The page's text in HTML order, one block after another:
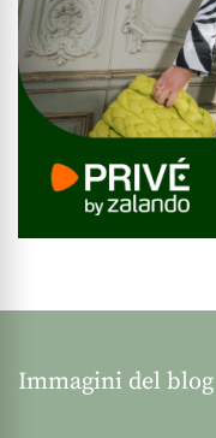
Immagini del blog